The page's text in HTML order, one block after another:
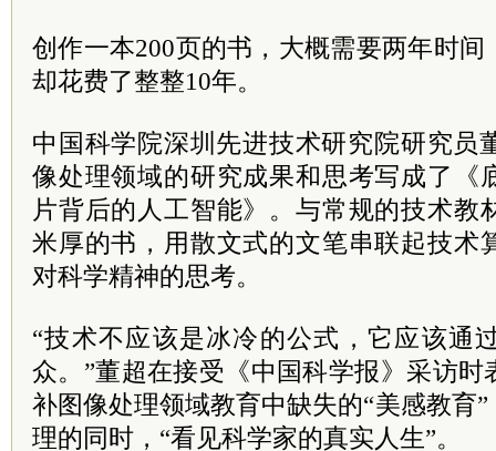
创作一本200页的书，大概需要两年时
却花费了整整10年。
中国科学院深圳先进技术研究院研究员
像处理领域的研究成果和思考写成了《
片背后的人工智能》。与常规的技术教
米厚的书，用散文式的文笔串联起技术
对科学精神的思考。
“技术不应该是冰冷的公式，它应该通
众。”董超在接受《中国科学报》采访
补图像处理领域教育中缺失的“美感教育
理的同时，“看见科学家的真实人生”。